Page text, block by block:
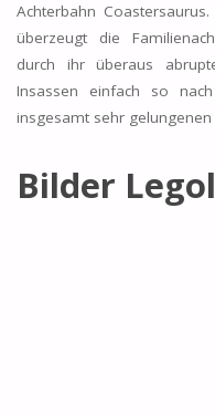
Achterbahn
überzeugt die
durch ihr überaus
Insassen einfach so
insgesamt sehr gelungenen
Bilder